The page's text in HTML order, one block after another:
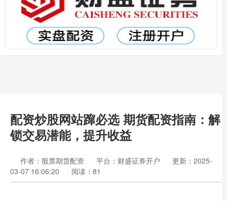
配资炒股网站蹿必选 期货配资指南：解
锁交易潜能，提升收益
作者：股票期货配资 平台：财盛证券开户
更新：2025-
03-07 16:06:20
阅读：81